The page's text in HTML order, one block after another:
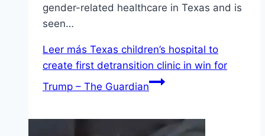
gender-related healthcare in Texas and is
seen…
Leer más Texas children’s hospital to
create first detransition clinic in win for
Trump – The Guardian